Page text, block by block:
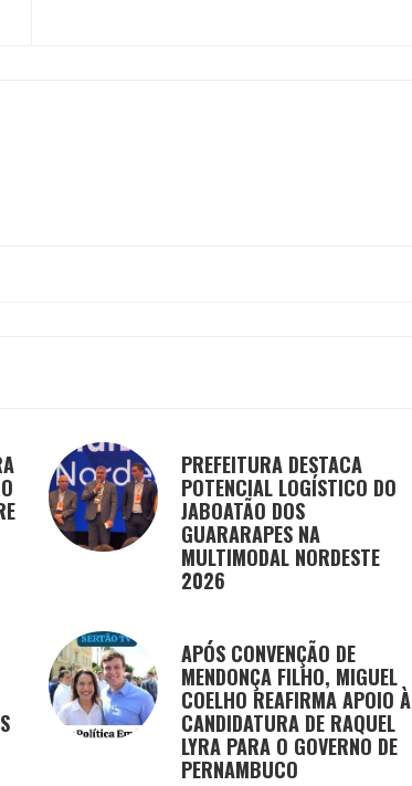
PREFEITURA DESTACA
POTENCIAL LOGÍSTICO DO
JABOATÃO DOS
GUARARAPES NA
MULTIMODAL NORDESTE
2026
APÓS CONVENÇÃO DE
MENDONÇA FILHO, MIGUEL
COELHO REAFIRMA APOIO À
CANDIDATURA DE RAQUEL
LYRA PARA O GOVERNO DE
PERNAMBUCO